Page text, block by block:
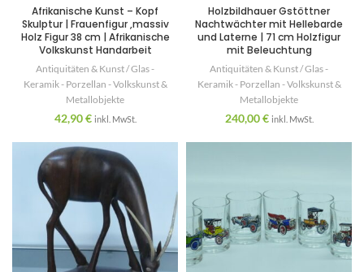
Afrikanische Kunst – Kopf
Skulptur | Frauenfigur ,massiv
Holz Figur 38 cm | Afrikanische
Volkskunst Handarbeit
Antiquitäten & Kunst / Glas -
Keramik - Porzellan - Volkskunst &
Metallobjekte
42,90€ inkl. MwSt.
Holzbildhauer Gstöttner
Nachtwächter mit Hellebarde
und Laterne | 71 cm Holzfigur
mit Beleuchtung
Antiquitäten & Kunst / Glas -
Keramik - Porzellan - Volkskunst &
Metallobjekte
240,00€ inkl. MwSt.